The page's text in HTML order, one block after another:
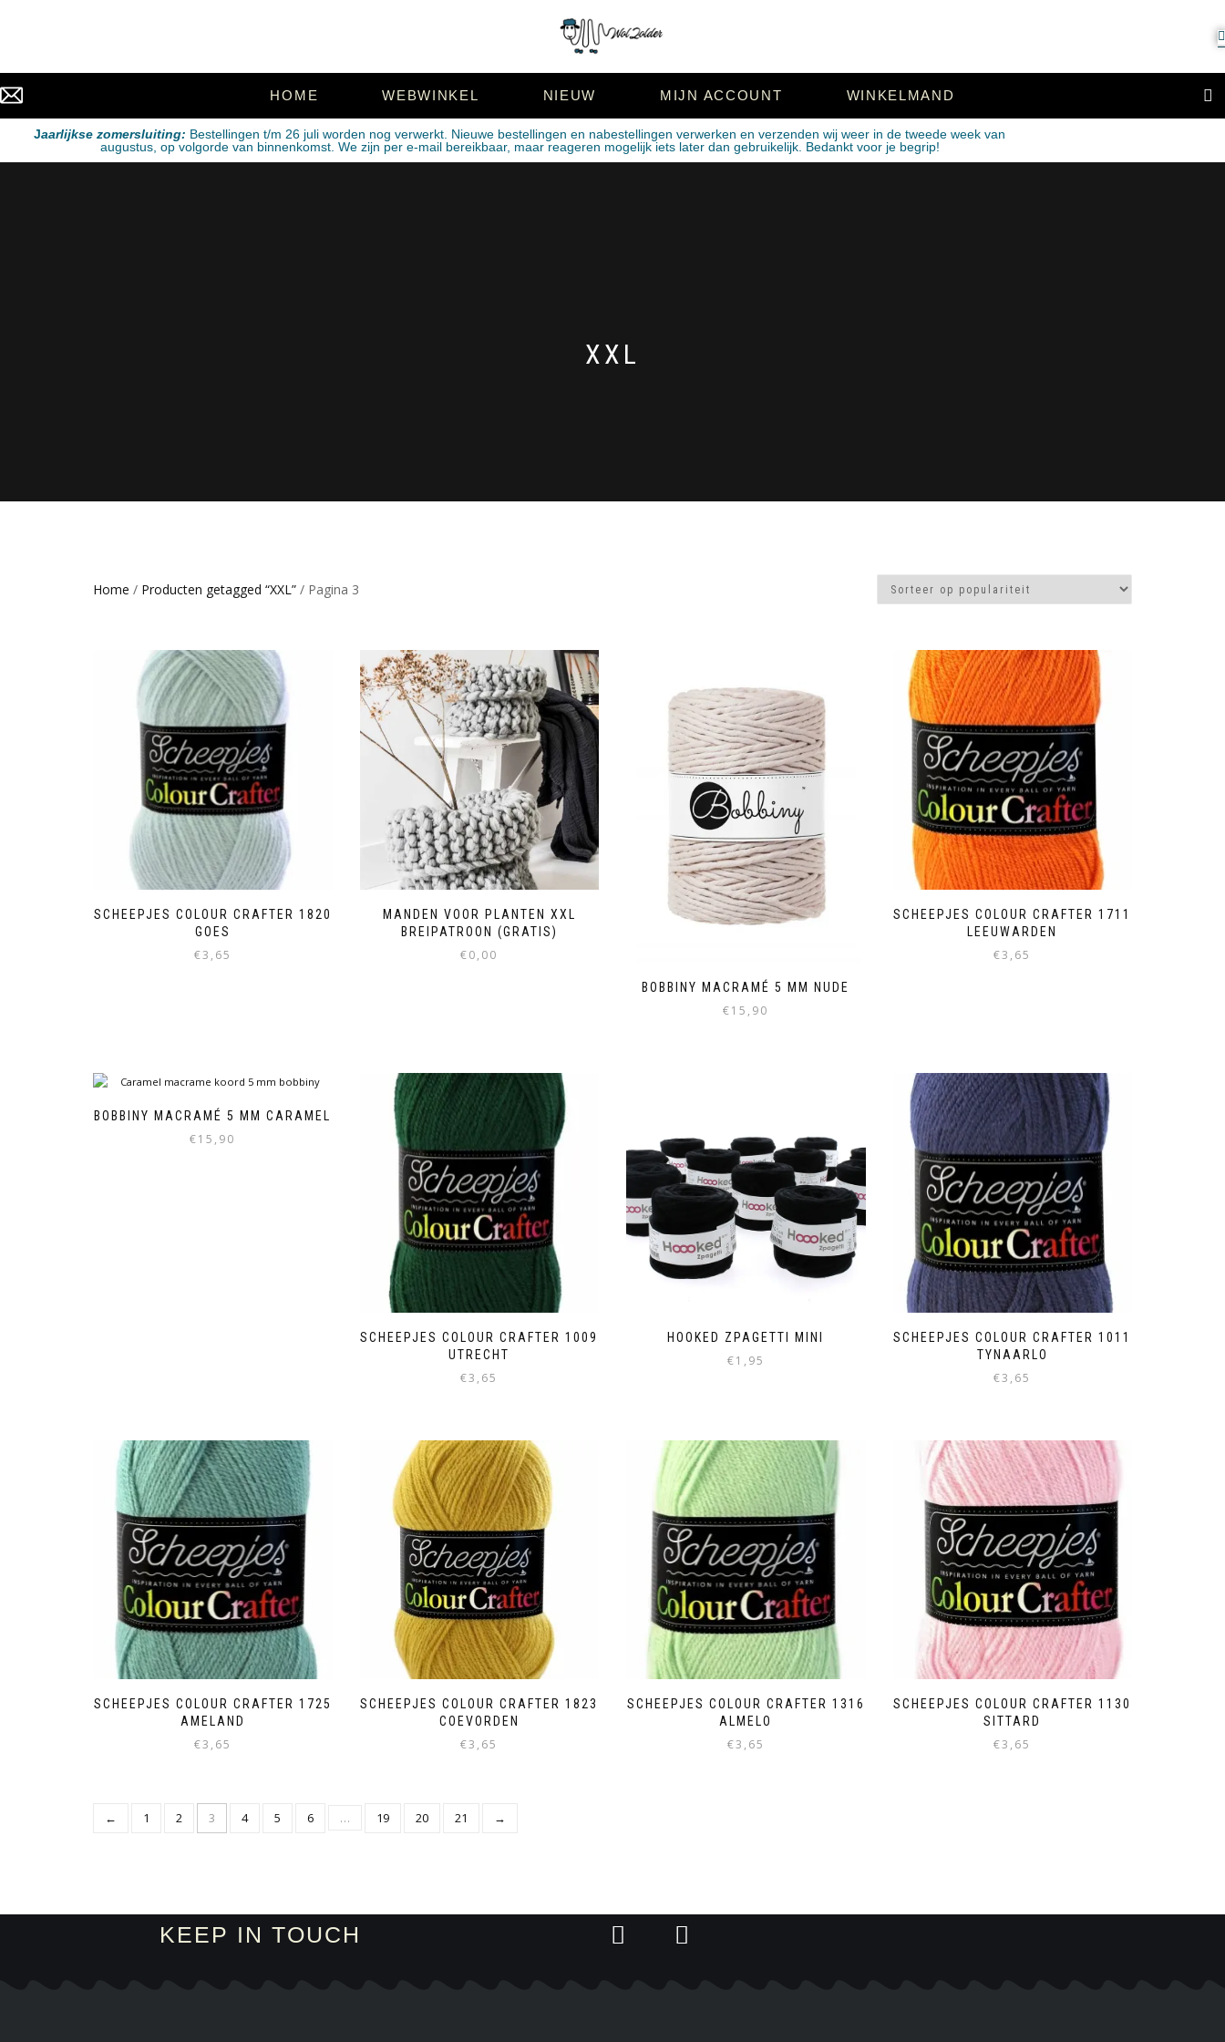
HOME WEBWINKEL NIEUW MIJN ACCOUNT WINKELMAND
Jaarlijkse zomersluiting: Bestellingen t/m 26 juli worden nog verwerkt. Nieuwe bestellingen en nabestellingen verwerken en verzenden wij weer in de tweede week van
augustus, op volgorde van binnenkomst. We zijn per e-mail bereikbaar, maar reageren mogelijk iets later dan gebruikelijk. Bedankt voor je begrip!
XXL
Home / Producten getagged “XXL” / Pagina 3
SCHEEPJES COLOUR CRAFTER 1820
GOES
€3,65
MANDEN VOOR PLANTEN XXL
BREIPATROON (GRATIS)
€0,00
BOBBINY MACRAMÉ 5 MM NUDE
€15,90
SCHEEPJES COLOUR CRAFTER 1711
LEEUWARDEN
€3,65
BOBBINY MACRAMÉ 5 MM CARAMEL
€15,90
SCHEEPJES COLOUR CRAFTER 1009
UTRECHT
€3,65
HOOKED ZPAGETTI MINI
€1,95
SCHEEPJES COLOUR CRAFTER 1011
TYNAARLO
€3,65
SCHEEPJES COLOUR CRAFTER 1725
AMELAND
€3,65
SCHEEPJES COLOUR CRAFTER 1823
COEVORDEN
€3,65
SCHEEPJES COLOUR CRAFTER 1316
ALMELO
€3,65
SCHEEPJES COLOUR CRAFTER 1130
SITTARD
€3,65
← 1 2 3 4 5 6 … 19 20 21 →
KEEP IN TOUCH